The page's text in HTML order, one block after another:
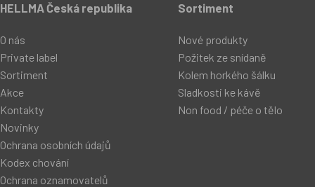
HELLMA Česká republika
O nás
Private label
Sortiment
Akce
Kontakty
Novinky
Ochrana osobních údajů
Kodex chování
Ochrana oznamovatelů
Sortiment
Nové produkty
Požitek ze snídaně
Kolem horkého šálku
Sladkosti ke kávě
Non food / péče o tělo